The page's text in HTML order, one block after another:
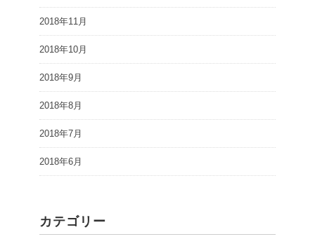
2018年11月
2018年10月
2018年9月
2018年8月
2018年7月
2018年6月
カテゴリー